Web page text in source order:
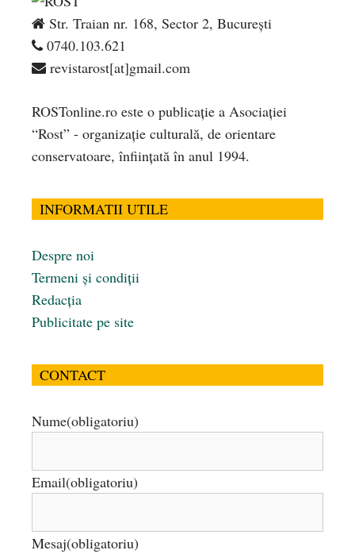
Str. Traian nr. 168, Sector 2, București
0740.103.621
revistarost[at]gmail.com
ROSTonline.ro este o publicaţie a Asociaţiei
“Rost” - organizaţie culturală, de orientare
conservatoare, înfiinţată în anul 1994.
INFORMATII UTILE
Despre noi
Termeni și condiții
Redacția
Publicitate pe site
CONTACT
Nume(obligatoriu)
Email(obligatoriu)
Mesaj(obligatoriu)